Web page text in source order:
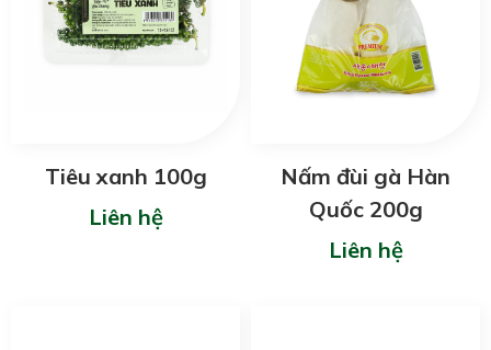
Tiêu xanh 100g
Liên hệ
Nấm đùi gà Hàn
Quốc 200g
Liên hệ